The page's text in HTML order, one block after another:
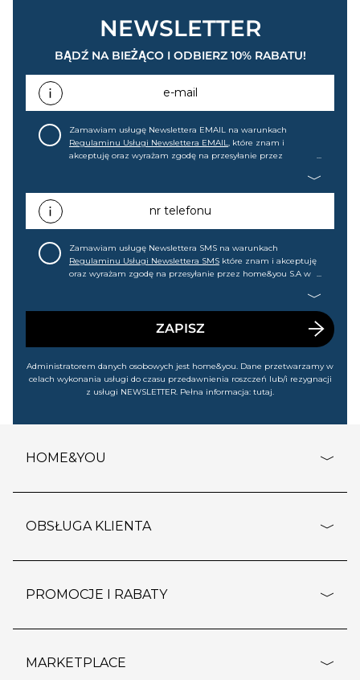
NEWSLETTER
BĄDŹ NA BIEŻĄCO I ODBIERZ 10% RABATU!
e-mail
Zamawiam usługę Newslettera EMAIL na warunkach
Regulaminu Usługi Newslettera EMAIL, które znam i
akceptuję oraz wyrażam zgodę na przesyłanie przez
promocjach, wyprzedażach). Wiem, że mogę tę zgodę w
każdej chwili cofnąć.nr telefonu
Zamawiam usługę Newslettera SMS na warunkach
Regulaminu Usługi Newslettera SMS które znam i akceptuję
oraz wyrażam zgodę na przesyłanie przez home&you S.A w
wyprzedażach). Wiem, że mogę tę zgodę w każdej chwili
ZAPISZ
Administratorem danych osobowych jest home&you. Dane przetwarzamy w
celach wykonania usługi do czasu przedawnienia roszczeń lub/i rezygnacji
z usługi NEWSLETTER. Pełna informacja: tutaj.
HOME&YOU
o firmie
polityka prywatności
kontakt
OBSŁUGA KLIENTA
dostawy i płatność
wypis z subskrypcji
PROMOCJE I RABATY
outlet
MARKETPLACE